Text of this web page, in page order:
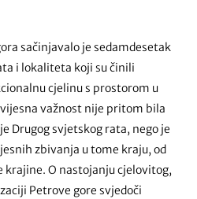
sačinjavalo je sedamdesetak
i lokaliteta koji su činili
cjelinu s prostorom u
važnost nije pritom bila
Drugog svjetskog rata, nego je
zbivanja u tome kraju, od
krajine. O nastojanju cjelovitog,
Petrove gore svjedoči